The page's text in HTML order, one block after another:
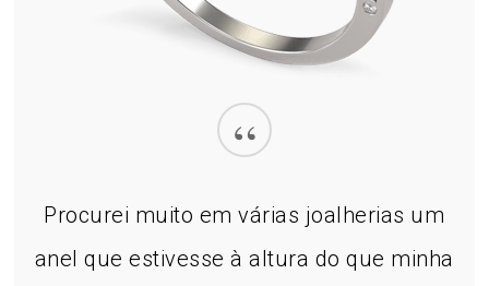
“
Procurei muito em várias joalherias um
anel que estivesse à altura do que minha